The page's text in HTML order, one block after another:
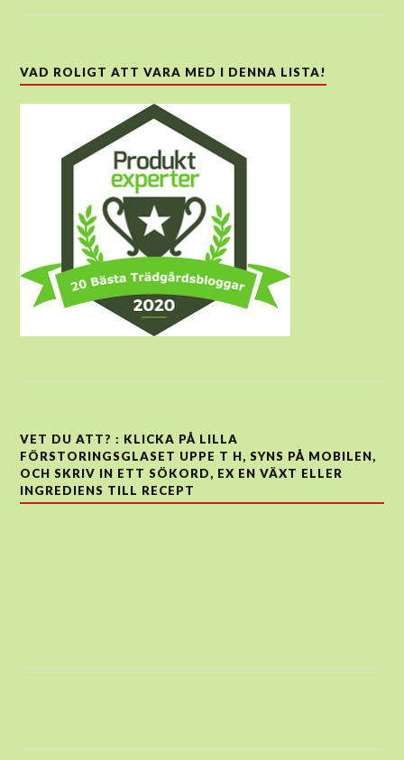
VAD ROLIGT ATT VARA MED I DENNA LISTA!
VET DU ATT? : KLICKA PÅ LILLA
FÖRSTORINGSGLASET UPPE T H, SYNS PÅ MOBILEN,
OCH SKRIV IN ETT SÖKORD, EX EN VÄXT ELLER
INGREDIENS TILL RECEPT